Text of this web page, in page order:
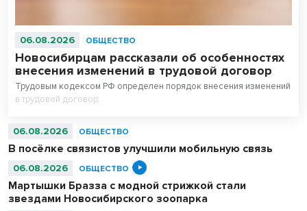
06.08.2026 ОБЩЕСТВО
Новосибирцам рассказали об особенностях
внесения изменений в трудовой договор
Трудовым кодексом РФ определен порядок внесения изменений
в трудовой договор.
06.08.2026 ОБЩЕСТВО
В посёлке связистов улучшили мобильную связь
06.08.2026 ОБЩЕСТВО
Мартышки Бразза с модной стрижкой стали
звездами Новосибирского зоопарка